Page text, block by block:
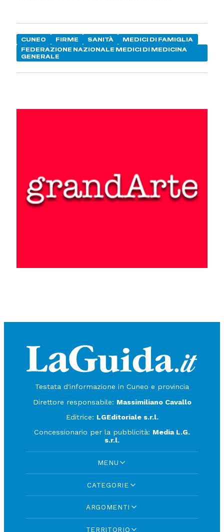
CUNEO FIRME SANITÀ
MEDICI DI FAMIGLIA
FEDERAZIONE NAZIONALE MEDICI DI MEDICINA
GENERALE
Testata d'informazione in Cuneo e provincia
Direttore responsabile: Massimiliano Cavallo
Editrice: LGEditoriale s.r.l.
Concessionario per la pubblicità: Media L.G.
s.r.l.
MENU
CATEGORIE
ARGOMENTI
TERRITORIO